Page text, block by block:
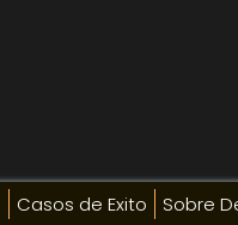
Casos de Exito Sobre